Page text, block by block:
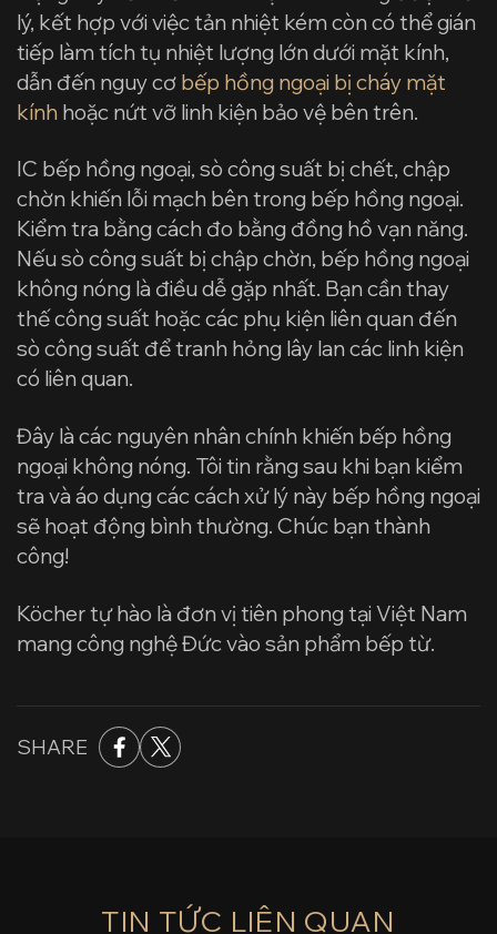
lý, kết hợp với việc tản nhiệt kém còn có thể gián
tiếp làm tích tụ nhiệt lượng lớn dưới mặt kính,
dẫn đến nguy cơ bếp hồng ngoại bị cháy mặt
kính hoặc nứt vỡ linh kiện bảo vệ bên trên.
IC bếp hồng ngoại, sò công suất bị chết, chập
chờn khiến lỗi mạch bên trong bếp hồng ngoại.
Kiểm tra bằng cách đo bằng đồng hồ vạn năng.
Nếu sò công suất bị chập chờn, bếp hồng ngoại
không nóng là điều dễ gặp nhất. Bạn cần thay
thế công suất hoặc các phụ kiện liên quan đến
sò công suất để tranh hỏng lây lan các linh kiện
có liên quan.
Đây là các nguyên nhân chính khiến bếp hồng
ngoại không nóng. Tôi tin rằng sau khi bạn kiểm
tra và áo dụng các cách xử lý này bếp hồng ngoại
sẽ hoạt động bình thường. Chúc bạn thành
công!
Köcher tự hào là đơn vị tiên phong tại Việt Nam
mang công nghệ Đức vào sản phẩm bếp từ.
SHARE
TIN TỨC LIÊN QUAN